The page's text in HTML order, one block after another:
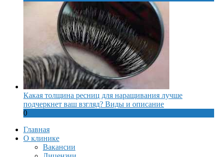
Какая толщина ресниц для наращивания лучше
подчеркнет ваш взгляд? Виды и описание
0
Главная
О клинике
Вакансии